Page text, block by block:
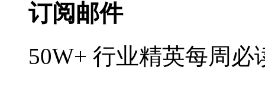
订阅邮件
50W+ 行业精英每周